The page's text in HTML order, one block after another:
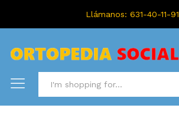
Llámanos: 631-40-11-91